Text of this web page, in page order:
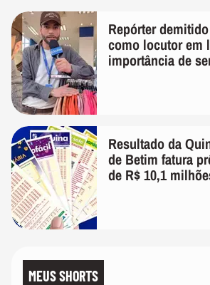
Repórter
como locutor em
importância de
Resultado da
de Betim fatura
de R$ 10,1
MEUS SHORTS